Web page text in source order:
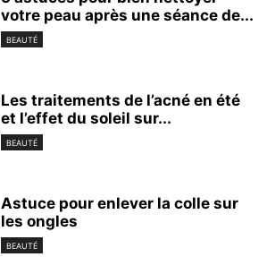
votre peau après une séance de...
BEAUTÉ
Les traitements de l’acné en été
et l’effet du soleil sur...
BEAUTÉ
Astuce pour enlever la colle sur
les ongles
BEAUTÉ